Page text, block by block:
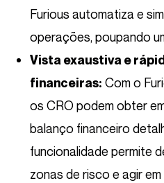
Furious automatiza e
operações, poupando
Vista exaustiva e
financeiras: Com o
os CRO podem obter
balanço financeiro
funcionalidade permite
zonas de risco e agir